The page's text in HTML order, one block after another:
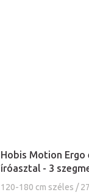
Hobis Motion
íróasztal - 3
120-180 cm széles /